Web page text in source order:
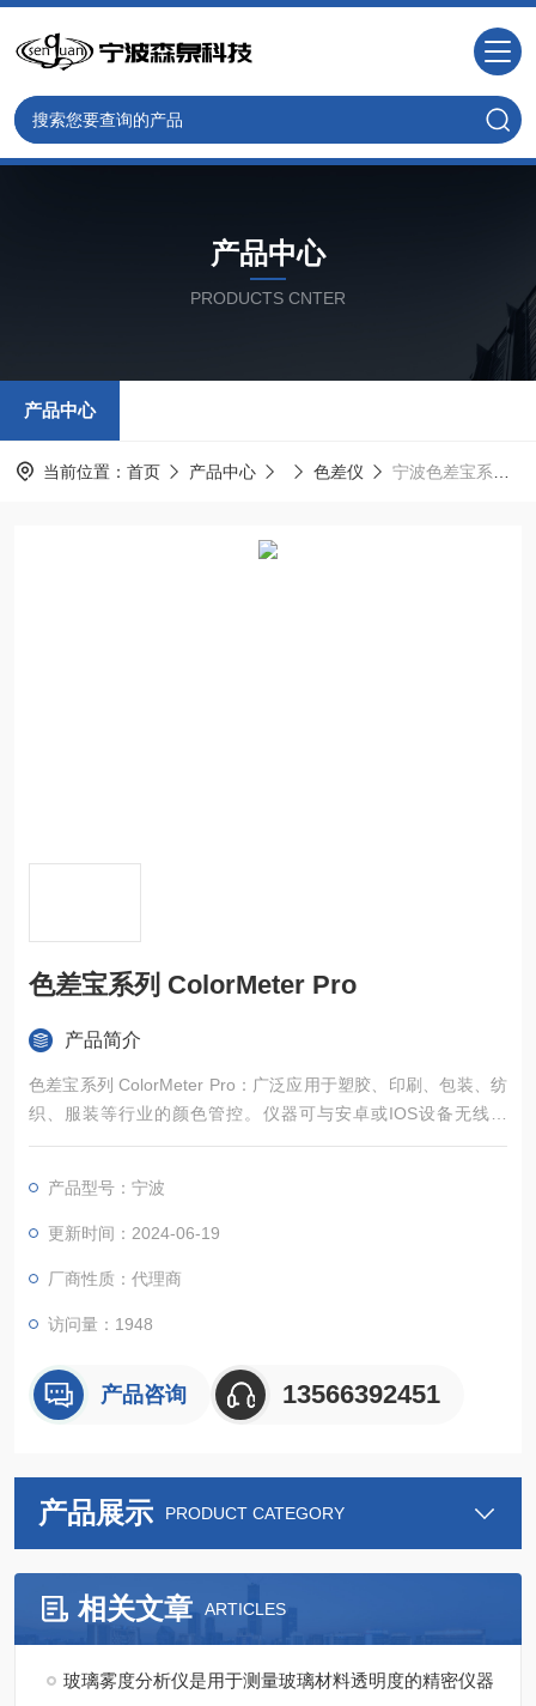
产品中心
PRODUCTS CNTER
产品中心
当前位置： 首页 产品中心 色差仪 宁波色差宝系列 ColorMeter Pro
色差宝系列 ColorMeter Pro
产品简介
色差宝系列 ColorMeter Pro：广泛应用于塑胶、印刷、包装、纺
织、服装等行业的颜色管控。仪器可与安卓或IOS设备无线连
接，可以在手机上对颜色进行管理；具备色号查找功能，查找你
产品型号：宁波
更新时间：2024-06-19
厂商性质：代理商
访问量：1948
产品咨询 13566392451
产品展示 PRODUCT CATEGORY
相关文章 ARTICLES
玻璃雾度分析仪是用于测量玻璃材料透明度的精密仪器